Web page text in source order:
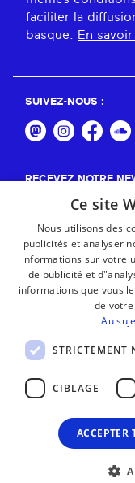
faciliter la
basque.
En
SUIVEZ-NOUS :
RECEVEZ NOTRE
Ce site
Nous utilisons des
publicités et analyser
informations sur votre
de publicité et
informations que vous
de
Au
STRICTEMENT
CIBLAGE
ACCEPTER